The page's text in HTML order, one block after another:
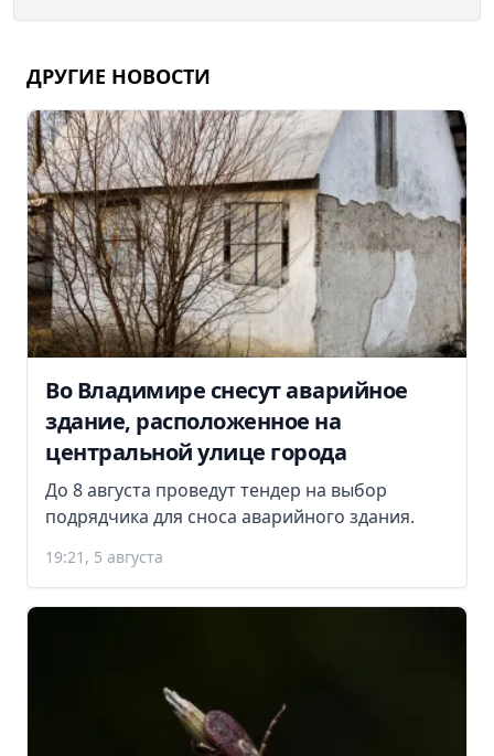
ДРУГИЕ НОВОСТИ
Во Владимире снесут аварийное
здание, расположенное на
центральной улице города
До 8 августа проведут тендер на выбор
подрядчика для сноса аварийного здания.
19:21, 5 августа